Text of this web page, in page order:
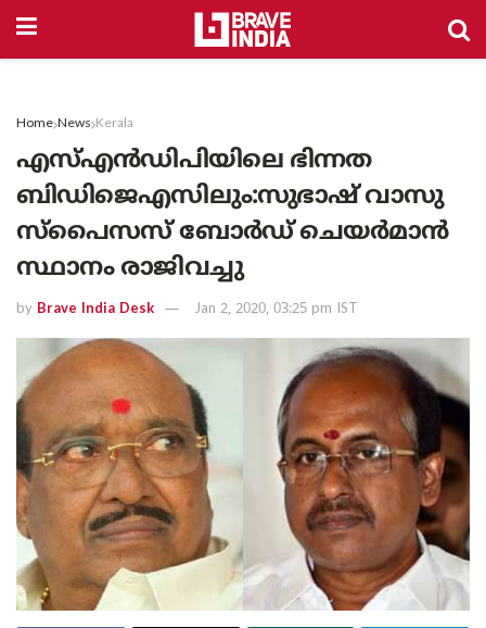
Home News Kerala
എസ്എന്‍ഡിപിയിലെ ഭിന്നത
ബിഡിജെഎസിലും:സുഭാഷ് വാസു
സ്‌പൈസസ് ബോര്‍ഡ് ചെയര്‍മാന്‍
സ്ഥാനം രാജിവച്ചു
by Brave India Desk Jan 2, 2020, 03:25 pm IST